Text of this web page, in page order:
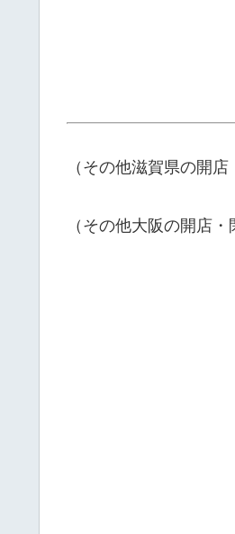
（その他滋賀県の開
（その他大阪の開店